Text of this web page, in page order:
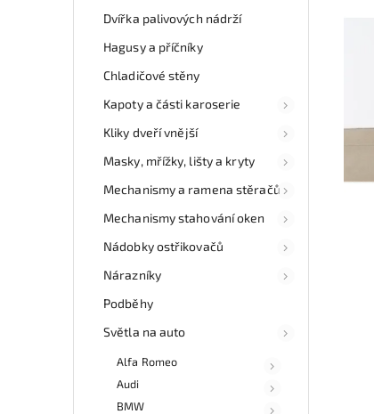
Dvířka palivových nádrží
Hagusy a příčníky
Chladičové stěny
Kapoty a části karoserie
Kliky dveří vnější
Masky, mřížky, lišty a kryty
Mechanismy a ramena stěračů
Mechanismy stahování oken
Nádobky ostřikovačů
Nárazníky
Podběhy
Světla na auto
Alfa Romeo
Audi
BMW